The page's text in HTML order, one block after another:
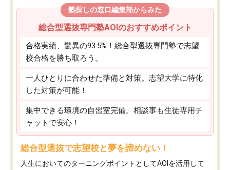
塾探しの窓口編集部からみた
総合型選抜専門塾AOIのおすすめポイント
合格実績、驚異の93.5%！総合型選抜専門塾で志望
校合格を勝ち取ろう。
一人ひとりに合わせた準備と対策。志望大学に特化
した対策が可能！
集中できる環境の自習室完備。相談事も生徒専用チ
ャットで安心！
総合型選抜で志望校と夢を諦めない！
人生においてのターニングポイントとしてAOIを活用して